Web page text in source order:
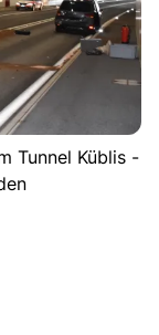
Tunnel Küblis -